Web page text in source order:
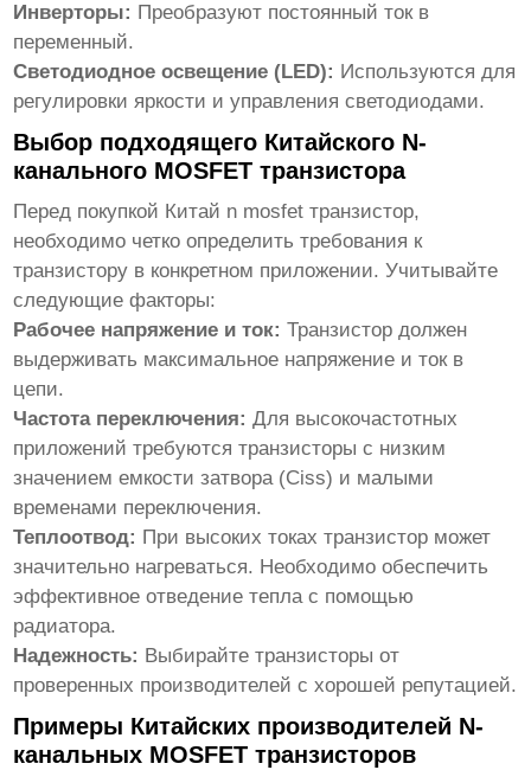
Инверторы: Преобразуют постоянный ток в
переменный.
Светодиодное освещение (LED): Используются для
регулировки яркости и управления светодиодами.
Выбор подходящего Китайского N-
канального MOSFET транзистора
Перед покупкой Китай n mosfet транзистор,
необходимо четко определить требования к
транзистору в конкретном приложении. Учитывайте
следующие факторы:
Рабочее напряжение и ток: Транзистор должен
выдерживать максимальное напряжение и ток в
цепи.
Частота переключения: Для высокочастотных
приложений требуются транзисторы с низким
значением емкости затвора (Ciss) и малыми
временами переключения.
Теплоотвод: При высоких токах транзистор может
значительно нагреваться. Необходимо обеспечить
эффективное отведение тепла с помощью
радиатора.
Надежность: Выбирайте транзисторы от
проверенных производителей с хорошей репутацией.
Примеры Китайских производителей N-
канальных MOSFET транзисторов